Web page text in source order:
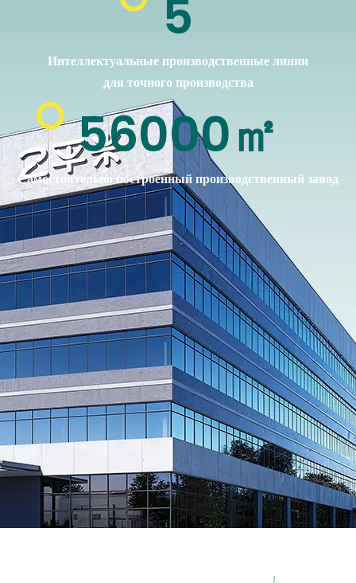
5
Интеллектуальные производственные линии
для точного производства
56000㎡
Самостоятельно построенный производственный завод